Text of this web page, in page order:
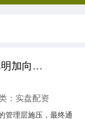
丰泰优配 库明加向勇士施压！强硬要求合同增加霸王条款，引发争议
： 实盘配资
管理层施压，最终通